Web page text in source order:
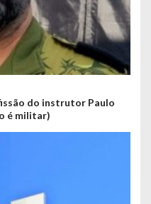
do instrutor Paulo
é militar)